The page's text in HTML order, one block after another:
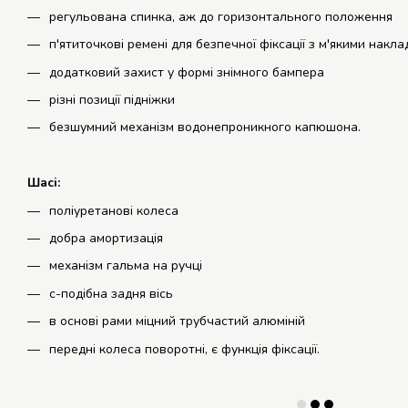
регульована спинка, аж до горизонтального положення
п'ятиточкові ремені для безпечної фіксації з м'якими
додатковий захист у формі знімного бампера
різні позиції підніжки
безшумний механізм водонепроникного капюшона.
Шасі:
поліуретанові колеса
добра амортизація
механізм гальма на ручці
с-подібна задня вісь
в основі рами міцний трубчастий алюміній
передні колеса поворотні, є функція фіксації.